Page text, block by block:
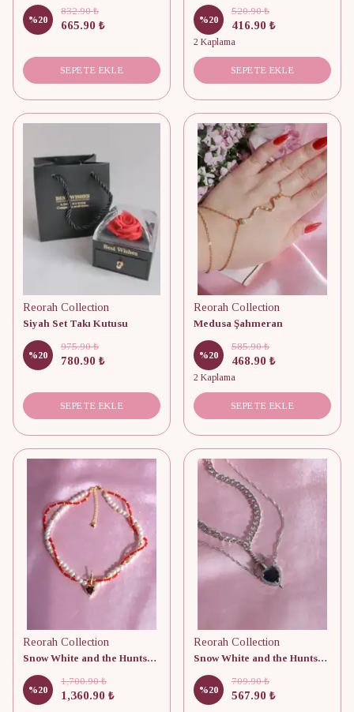
%20
832.90 ₺
665.90 ₺
SEPETE EKLE
%20
520.90 ₺
416.90 ₺
2 Kaplama
SEPETE EKLE
Reorah Collection
Siyah Set Takı Kutusu
%20
975.90 ₺
780.90 ₺
SEPETE EKLE
Reorah Collection
Medusa Şahmeran
%20
585.90 ₺
468.90 ₺
2 Kaplama
SEPETE EKLE
Reorah Collection
Snow White and the Huntsman İncili Kolye
%20
1,700.90 ₺
1,360.90 ₺
Reorah Collection
Snow White and the Huntsman Çift Kolyesi - Lacivert
%20
709.90 ₺
567.90 ₺